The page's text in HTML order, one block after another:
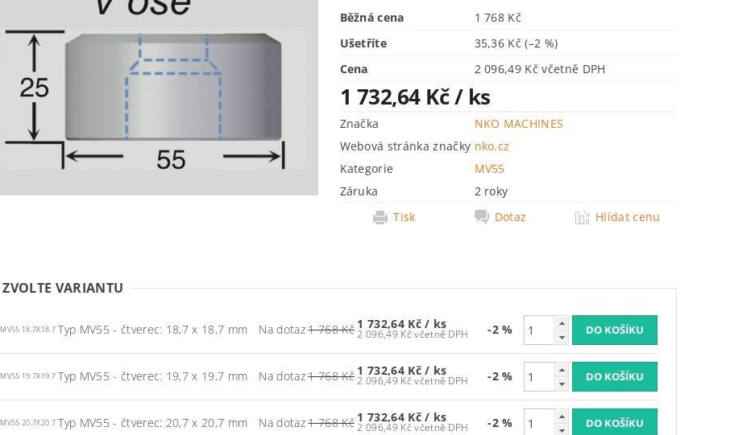
Běžná cena
1 768 Kč
Ušetříte
35,36 Kč(–2 %)
Cena
2 096,49 Kč včetně DPH
1 732,64 Kč/ ks
Značka
NKO MACHINES
Webová stránka značky nko.cz
Kategorie
MV55
Záruka
2 roky
Tisk
Dotaz Hlídat cenu
ZVOLTE VARIANTU
MV55 18.7X18.7 Typ MV55 - čtverec: 18,7 x 18,7 mm Na dotaz1 768 Kč 1 732,64 Kč/ ks
2 096,49 Kč včetně DPH -2 %
MV55 19.7X19.7 Typ MV55 - čtverec: 19,7 x 19,7 mm Na dotaz1 768 Kč 1 732,64 Kč/ ks
2 096,49 Kč včetně DPH -2 %
MV55 20.7X20.7 Typ MV55 - čtverec: 20,7 x 20,7 mm Na dotaz1 768 Kč 1 732,64 Kč/ ks
2 096,49 Kč včetně DPH -2 %